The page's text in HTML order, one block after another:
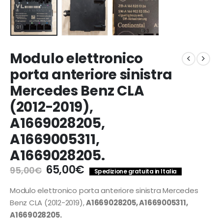
Modulo elettronico
porta anteriore sinistra
Mercedes Benz CLA
(2012-2019),
A1669028205,
A1669005311,
A1669028205.
95,00€ Il
prezzo
originale
era:
95,00€.
65,00€Il
prezzo
attuale
è:
Spedizione gratuita in Italia
Modulo elettronico porta anteriore sinistra Mercedes
Benz CLA (2012-2019),A1669028205, A1669005311,
A1669028205.